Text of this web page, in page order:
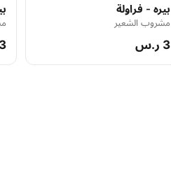
بيره - فراولة
مشروب الشعير
3 ر.س 3 ر.س